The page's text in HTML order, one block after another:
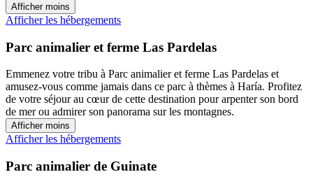
Afficher moins
Afficher les hébergements
Parc animalier et ferme Las Pardelas
Emmenez votre tribu à Parc animalier et ferme Las Pardelas et
amusez-vous comme jamais dans ce parc à thèmes à Haría. Profitez
de votre séjour au cœur de cette destination pour arpenter son bord
de mer ou admirer son panorama sur les montagnes.
Afficher moins
Afficher les hébergements
Parc animalier de Guinate